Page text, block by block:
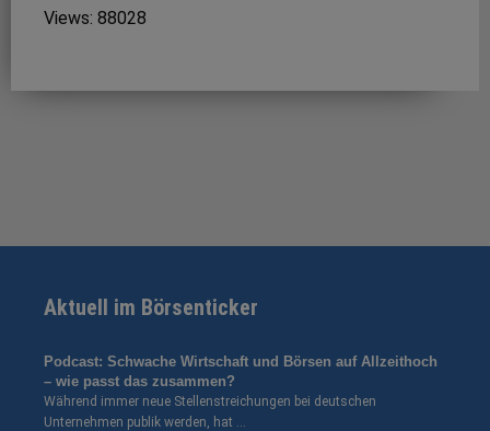
Views: 88028
Aktuell im Börsenticker
Podcast: Schwache Wirtschaft und Börsen auf Allzeithoch
– wie passt das zusammen?
Während immer neue Stellenstreichungen bei deutschen
Unternehmen publik werden, hat …